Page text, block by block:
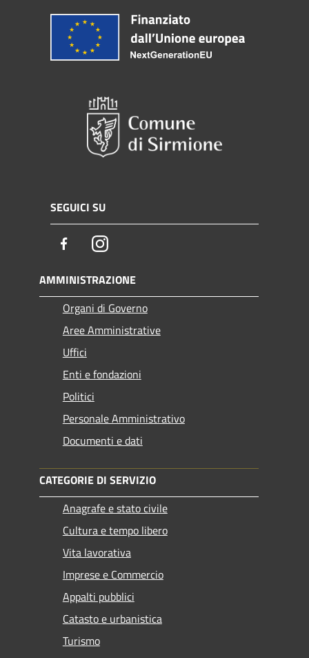
SEGUICI SU
FacebookInstagram
AMMINISTRAZIONE
Organi di Governo
Aree Amministrative
Uffici
Enti e fondazioni
Politici
Personale Amministrativo
Documenti e dati
CATEGORIE DI SERVIZIO
Anagrafe e stato civile
Cultura e tempo libero
Vita lavorativa
Imprese e Commercio
Appalti pubblici
Catasto e urbanistica
Turismo